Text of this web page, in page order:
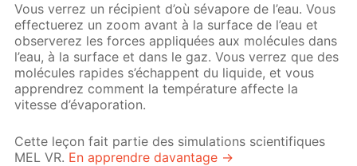
Vous verrez un récipient d’où sévapore de l’eau. Vous
effectuerez un zoom avant à la surface de l’eau et
observerez les forces appliquées aux molécules dans
l’eau, à la surface et dans le gaz. Vous verrez que des
molécules rapides s’échappent du liquide, et vous
apprendrez comment la température affecte la
vitesse d’évaporation.
Cette leçon fait partie des simulations scientifiques
MEL VR. En apprendre davantage →